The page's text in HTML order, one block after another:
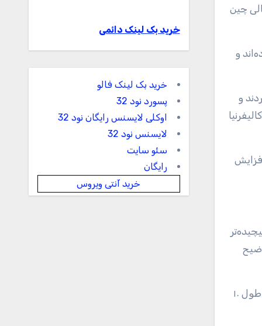
چین
و
و
شاهد افزایش
این دودمان که به نام D۴h شناخته می‌شود، در این پژوهش مورد بررسی قرار گرفت و به گروه اجازه داد تا اجداد مادری را در طول ۱۰
خرید بک لینک دائمی
خرید بک لینک فالو
پسورد نود 32
اوکلی لایسنس رایگان نود 32
لایسنس نود 32
سئو سایت
رایگان
خرید آنتی ویروس